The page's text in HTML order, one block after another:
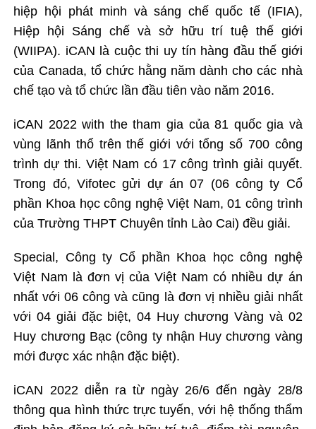
hiệp hội phát minh và sáng chế quốc tế (IFIA),
Hiệp hội Sáng chế và sở hữu trí tuệ thế giới
(WIIPA). iCAN là cuộc thi uy tín hàng đầu thế giới
của Canada, tổ chức hằng năm dành cho các nhà
chế tạo và tổ chức lần đầu tiên vào năm 2016.
iCAN 2022 with the tham gia của 81 quốc gia và
vùng lãnh thổ trên thế giới với tổng số 700 công
trình dự thi. Việt Nam có 17 công trình giải quyết.
Trong đó, Vifotec gửi dự án 07 (06 công ty Cổ
phần Khoa học công nghệ Việt Nam, 01 công trình
của Trường THPT Chuyên tỉnh Lào Cai) đều giải.
Special, Công ty Cổ phần Khoa học công nghệ
Việt Nam là đơn vị của Việt Nam có nhiều dự án
nhất với 06 công và cũng là đơn vị nhiều giải nhất
với 04 giải đặc biệt, 04 Huy chương Vàng và 02
Huy chương Bạc (công ty nhận Huy chương vàng
mới được xác nhận đặc biệt).
iCAN 2022 diễn ra từ ngày 26/6 đến ngày 28/8
thông qua hình thức trực tuyến, với hệ thống thẩm